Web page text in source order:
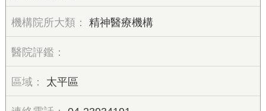
精神醫療機構
太平區